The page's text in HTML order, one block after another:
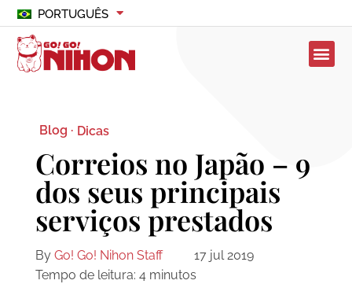
PORTUGUÊS
Blog · Dicas
Correios no Japão – 9
dos seus principais
serviços prestados
By Go! Go! Nihon Staff
17 jul 2019
Tempo de leitura: 4 minutos